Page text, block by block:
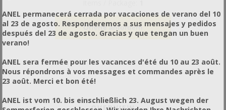
Offerte anfordern
OVERVIEW
ANEL permanecerá cerrada por vacaciones de verano del 10
al 23 de agosto. Responderemos a sus mensajes y pedidos
después del 23 de agosto. Gracias y que tengan un buen
verano!
ANEL sera fermée pour les vacances d'été du 10 au 23 août.
Nous répondrons à vos messages et commandes après le
23 août. Merci et bon été!
ANEL ist vom 10. bis einschließlich 23. August wegen der